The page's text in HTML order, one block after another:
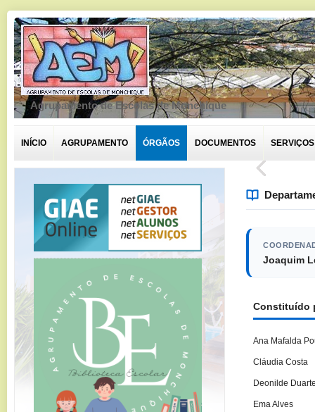
Agrupamento de Escolas de Monchique
INÍCIO AGRUPAMENTO ÓRGÃOS DOCUMENTOS SERVIÇOS
Joaquim
Constituído
Ana Mafalda
Cláudia Costa
Deonilde
Ema Alves